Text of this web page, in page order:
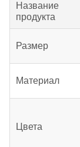
Название
продукта
Размер
Материал
Цвета